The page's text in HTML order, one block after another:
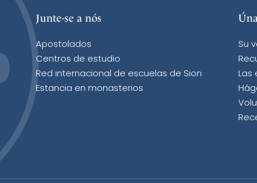
Junte-se a nós
Apostolados
Centros de estudio
Red internacional de escuelas de Sion
Estancia en monasterios
Su
Las